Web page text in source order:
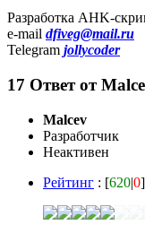
Разработка AHK-
e-mail dfiveg@mail.ru
Telegram jollycoder
17 Ответ от
Malcev
Разработчик
Неактивен
Рейтинг : [620|0]